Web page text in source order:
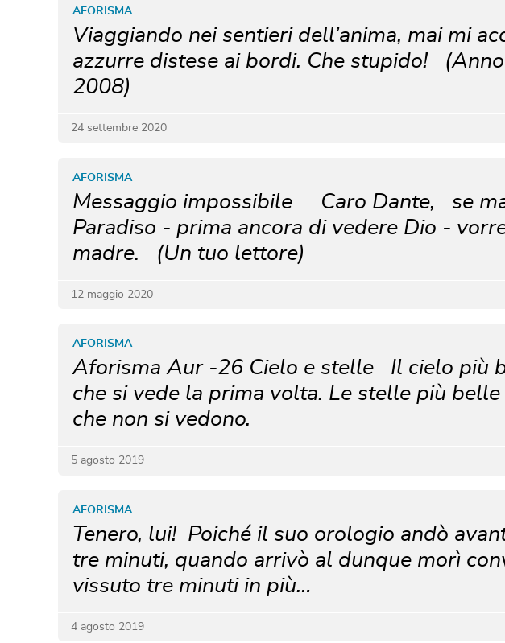
Viaggiando nei sentieri dell’anima, mai mi
azzurre distese ai bordi. Che stupido!
2008)
AFORISMA
24 settembre 2020
Messaggio impossibile Caro Dante, se
Paradiso - prima ancora di vedere Dio -
madre. (Un tuo lettore)
AFORISMA
12 maggio 2020
Aforisma Aur -26 Cielo e stelle Il cielo più
che si vede la prima volta. Le stelle più
che non si vedono.
AFORISMA
5 agosto 2019
Tenero, lui! Poiché il suo orologio andò
tre minuti, quando arrivò al dunque morì
vissuto tre minuti in più…
AFORISMA
4 agosto 2019